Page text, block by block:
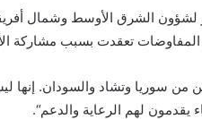
لشؤون الشرق الأوسط وشمال
المفاوضات تعقدت بسبب مشاركة
من سوريا وتشاد والسودان. إنها
لهم الرعاية والدعم“.